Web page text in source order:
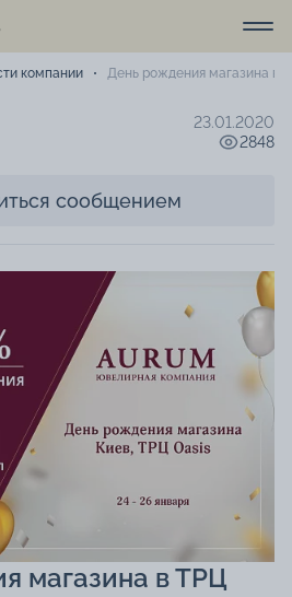
компании День рождения магазина в
магазина в ТРЦ
23.01.2020
2848
сообщением